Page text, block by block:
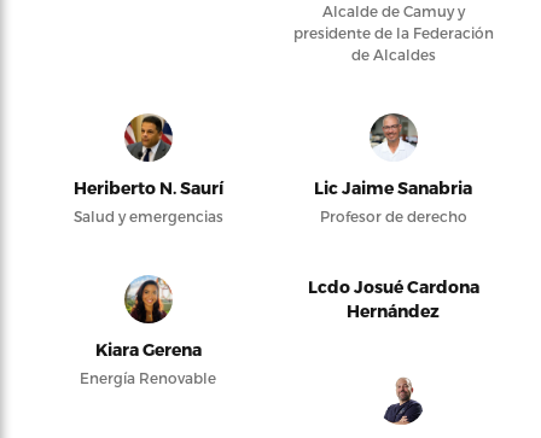
Alcalde de Camuy y
presidente de la Federación
de Alcaldes
Heriberto N. Saurí
Salud y emergencias
Lic Jaime Sanabria
Profesor de derecho
Kiara Gerena
Energía Renovable
Lcdo Josué Cardona
Hernández